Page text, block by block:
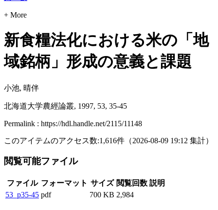
+ More
新食糧法化における米の「地
域銘柄」形成の意義と課題
小池, 晴伴
北海道大学農經論叢, 1997, 53, 35-45
Permalink : https://hdl.handle.net/2115/11148
このアイテムのアクセス数:1,616件 （2026-08-09 19:12 集計）
閲覧可能ファイル
ファイル フォーマット サイズ 閲覧回数 説明
53_p35-45 pdf 700 KB 2,984